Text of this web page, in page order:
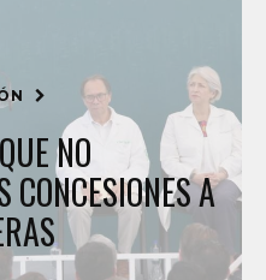
NO
CONCESIONES A